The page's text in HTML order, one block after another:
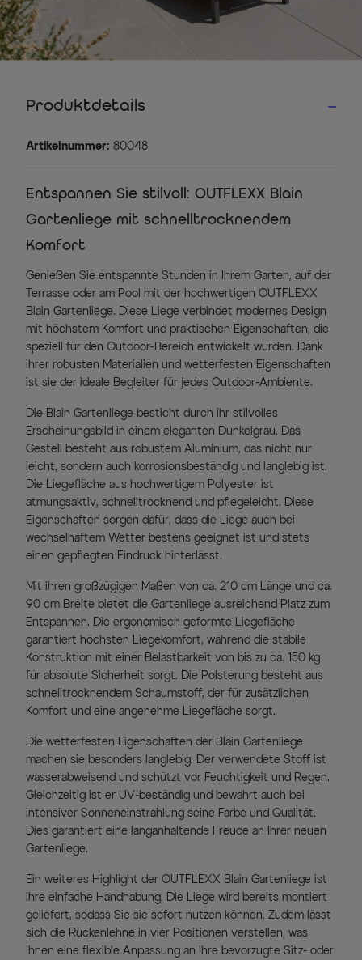
Produktdetails
Artikelnummer: 80048
Entspannen Sie stilvoll: OUTFLEXX Blain
Gartenliege mit schnelltrocknendem
Komfort
Genießen Sie entspannte Stunden in Ihrem Garten, auf der
Terrasse oder am Pool mit der hochwertigen OUTFLEXX
Blain Gartenliege. Diese Liege verbindet modernes Design
mit höchstem Komfort und praktischen Eigenschaften, die
speziell für den Outdoor-Bereich entwickelt wurden. Dank
ihrer robusten Materialien und wetterfesten Eigenschaften
ist sie der ideale Begleiter für jedes Outdoor-Ambiente.
Die Blain Gartenliege besticht durch ihr stilvolles
Erscheinungsbild in einem eleganten Dunkelgrau. Das
Gestell besteht aus robustem Aluminium, das nicht nur
leicht, sondern auch korrosionsbeständig und langlebig ist.
Die Liegefläche aus hochwertigem Polyester ist
atmungsaktiv, schnelltrocknend und pflegeleicht. Diese
Eigenschaften sorgen dafür, dass die Liege auch bei
wechselhaftem Wetter bestens geeignet ist und stets
einen gepflegten Eindruck hinterlässt.
Mit ihren großzügigen Maßen von ca. 210 cm Länge und ca.
90 cm Breite bietet die Gartenliege ausreichend Platz zum
Entspannen. Die ergonomisch geformte Liegefläche
garantiert höchsten Liegekomfort, während die stabile
Konstruktion mit einer Belastbarkeit von bis zu ca. 150 kg
für absolute Sicherheit sorgt. Die Polsterung besteht aus
schnelltrocknendem Schaumstoff, der für zusätzlichen
Komfort und eine angenehme Liegefläche sorgt.
Die wetterfesten Eigenschaften der Blain Gartenliege
machen sie besonders langlebig. Der verwendete Stoff ist
wasserabweisend und schützt vor Feuchtigkeit und Regen.
Gleichzeitig ist er UV-beständig und bewahrt auch bei
intensiver Sonneneinstrahlung seine Farbe und Qualität.
Dies garantiert eine langanhaltende Freude an Ihrer neuen
Gartenliege.
Ein weiteres Highlight der OUTFLEXX Blain Gartenliege ist
ihre einfache Handhabung. Die Liege wird bereits montiert
geliefert, sodass Sie sie sofort nutzen können. Zudem lässt
sich die Rückenlehne in vier Positionen verstellen, was
Ihnen eine flexible Anpassung an Ihre bevorzugte Sitz- oder